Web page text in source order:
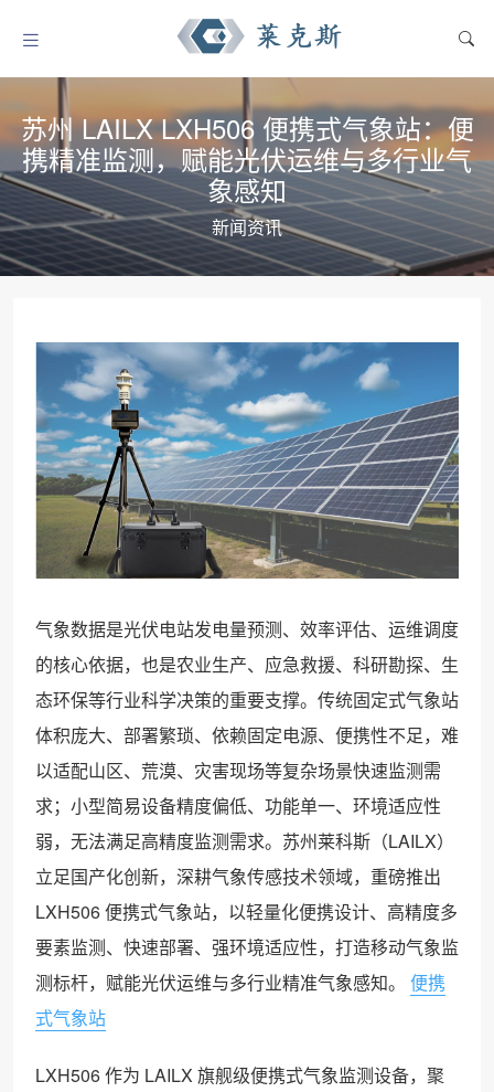
苏州 LAILX LXH506 便携式气象站：便
携精准监测，赋能光伏运维与多行业气
象感知
新闻资讯
气象数据是光伏电站发电量预测、效率评估、运维调度
的核心依据，也是农业生产、应急救援、科研勘探、生
态环保等行业科学决策的重要支撑。传统固定式气象站
体积庞大、部署繁琐、依赖固定电源、便携性不足，难
以适配山区、荒漠、灾害现场等复杂场景快速监测需
求；小型简易设备精度偏低、功能单一、环境适应性
弱，无法满足高精度监测需求。苏州莱科斯（LAILX）
立足国产化创新，深耕气象传感技术领域，重磅推出
LXH506 便携式气象站，以轻量化便携设计、高精度多
要素监测、快速部署、强环境适应性，打造移动气象监
测标杆，赋能光伏运维与多行业精准气象感知。
便携
式气象站
LXH506 作为 LAILX 旗舰级便携式气象监测设备，聚